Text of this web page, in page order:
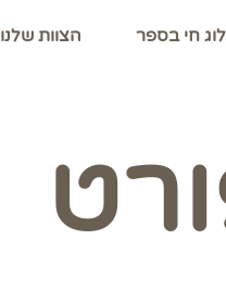
חי בספר הצוות שלנו